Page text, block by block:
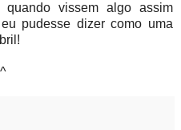
vissem algo assim
pudesse dizer como uma